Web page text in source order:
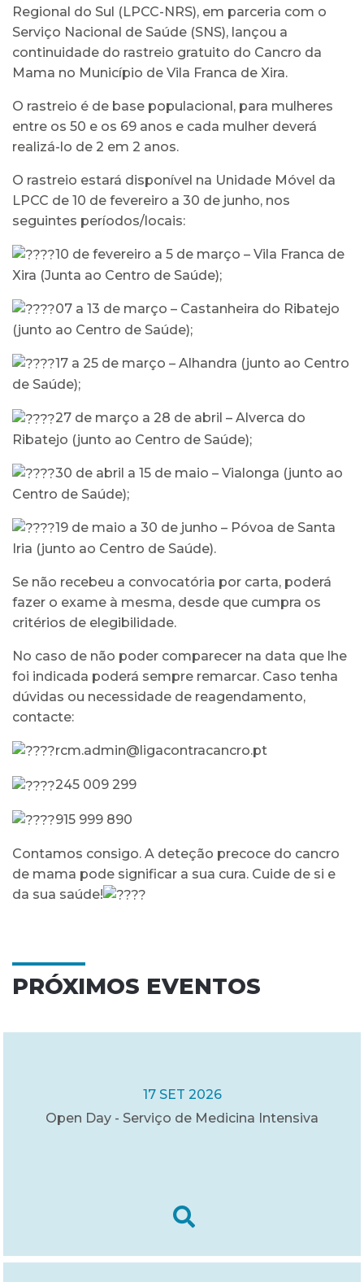
Regional do Sul (LPCC-NRS), em parceria com o
Serviço Nacional de Saúde (SNS), lançou a
continuidade do rastreio gratuito do Cancro da
Mama no Município de Vila Franca de Xira.
O rastreio é de base populacional, para mulheres
entre os 50 e os 69 anos e cada mulher deverá
realizá-lo de 2 em 2 anos.
O rastreio estará disponível na Unidade Móvel da
LPCC de 10 de fevereiro a 30 de junho, nos
seguintes períodos/locais:
10 de fevereiro a 5 de março – Vila Franca de
Xira (Junta ao Centro de Saúde);
07 a 13 de março – Castanheira do Ribatejo
(junto ao Centro de Saúde);
17 a 25 de março – Alhandra (junto ao Centro
de Saúde);
27 de março a 28 de abril – Alverca do
Ribatejo (junto ao Centro de Saúde);
30 de abril a 15 de maio – Vialonga (junto ao
Centro de Saúde);
19 de maio a 30 de junho – Póvoa de Santa
Iria (junto ao Centro de Saúde).
Se não recebeu a convocatória por carta, poderá
fazer o exame à mesma, desde que cumpra os
critérios de elegibilidade.
No caso de não poder comparecer na data que lhe
foi indicada poderá sempre remarcar. Caso tenha
dúvidas ou necessidade de reagendamento,
contacte:
rcm.admin@ligacontracancro.pt
245 009 299
915 999 890
Contamos consigo. A deteção precoce do cancro
de mama pode significar a sua cura. Cuide de si e
da sua saúde!
PRÓXIMOS EVENTOS
17 SET 2026
Open Day - Serviço de Medicina Intensiva